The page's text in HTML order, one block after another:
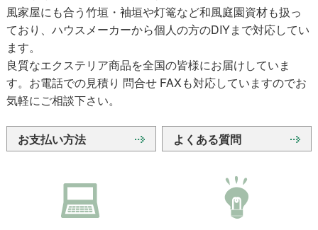
風家屋にも合う竹垣・袖垣や灯篭など和風庭園資材も扱っ
ており、ハウスメーカーから個人の方のDIYまで対応してい
ます。
良質なエクステリア商品を全国の皆様にお届けしていま
す。お電話での見積り 問合せ FAXも対応していますのでお
気軽にご相談下さい。
お支払い方法 よくある質問